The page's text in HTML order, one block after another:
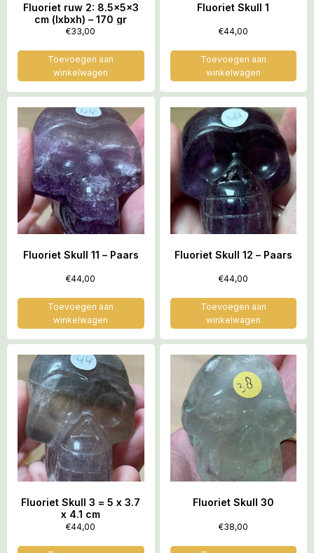
Fluoriet ruw 2: 8.5x5x3
cm (lxbxh) – 170 gr
€33,00
Toevoegen aan
winkelwagen
Fluoriet Skull 1
€44,00
Toevoegen aan
winkelwagen
Fluoriet Skull 11 – Paars
€44,00
Toevoegen aan
winkelwagen
Fluoriet Skull 12 – Paars
€44,00
Toevoegen aan
winkelwagen
Fluoriet Skull 3 = 5 x 3.7
x 4.1 cm
€44,00
Fluoriet Skull 30
€38,00